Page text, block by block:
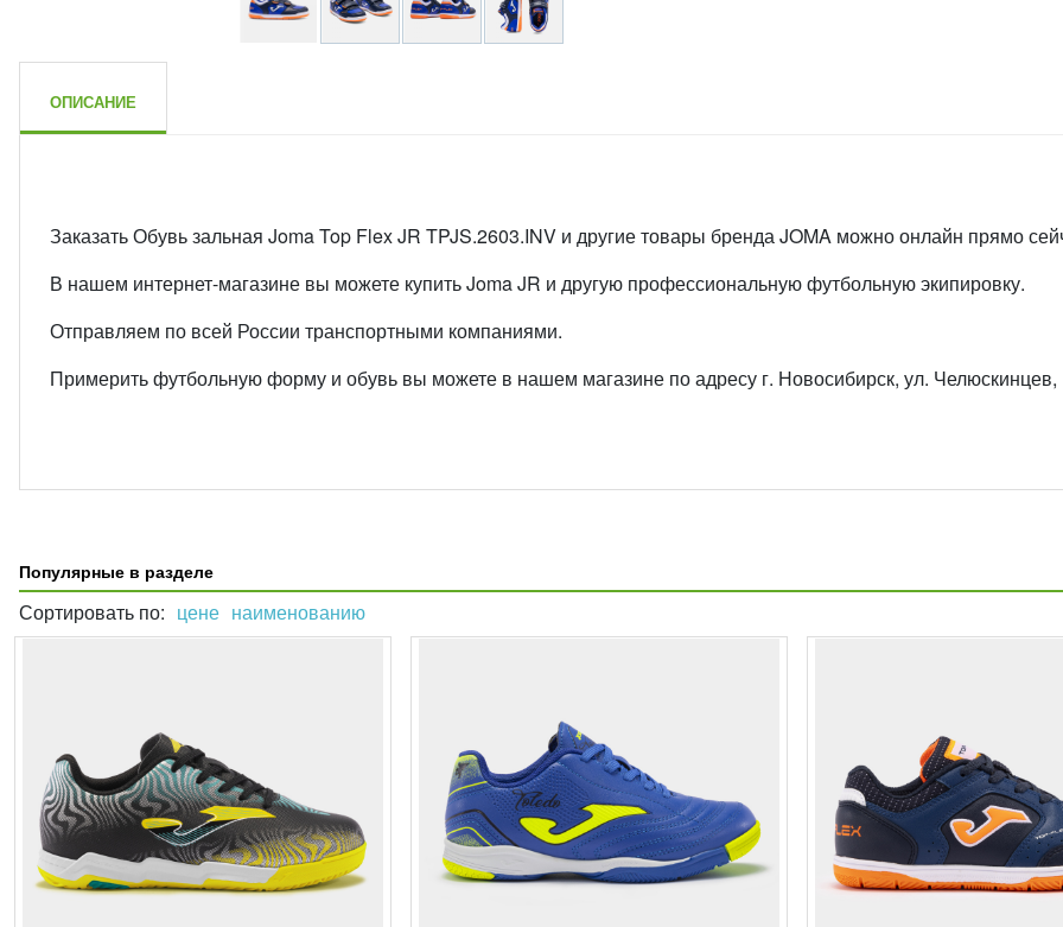
ОПИСАНИЕ
Заказать Обувь зальная Joma Top Flex JR TPJS.2603.INV и другие товары бренда JOMA можно онлайн прямо
В нашем интернет-магазине вы можете купить Joma JR и другую профессиональную футбольную экипировку.
Отправляем по всей России транспортными компаниями.
Примерить футбольную форму и обувь вы можете в нашем магазине по адресу г. Новосибирск, ул. Челюскинцев,
Популярные в разделе
Сортировать по: цене наименованию